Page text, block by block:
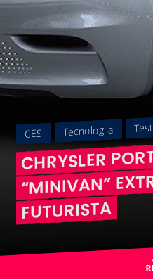
CES Tecnologiia
CHRYSLER
“MINIVAN”
FUTURISTA